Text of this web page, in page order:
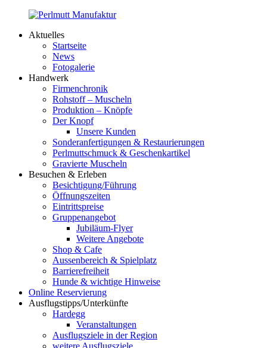
springen
Manufaktur
Aktuelles
Startseite
News
Fotogalerie
Handwerk
Firmenchronik
Rohstoff – Muscheln
Produktion – Knöpfe
Der Knopf
Unsere Kunden
Sonderanfertigungen & Restaurierungen
Perlmuttschmuck & Geschenkartikel
Gravierte Muscheln
Besuchen & Erleben
Besichtigung/Führung
Öffnungszeiten
Eintrittspreise
Gruppenangebot
Jubiläum-Flyer
Weitere Angebote
Shop & Cafe
Aussenbereich & Spielplatz
Barrierefreiheit
Hunde & wichtige Hinweise
Online Reservierung
Ausflugstipps/Unterkünfte
Hardegg
Veranstaltungen
Ausflugsziele in der Region
weitere Ausflugsziele